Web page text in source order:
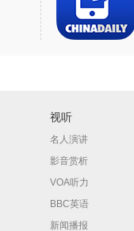
视听
名人演讲
影音赏析
VOA听力
BBC英语
新闻播报